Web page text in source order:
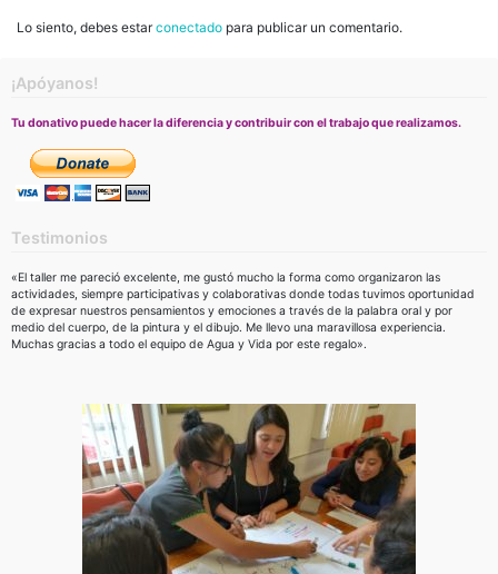
Lo siento, debes estarconectado para publicar un comentario.
¡Apóyanos!
Tu donativo puede hacer la diferencia y contribuir con el trabajo que realizamos.
Testimonios
«El taller me pareció excelente, me gustó mucho la forma como organizaron las
actividades, siempre participativas y colaborativas donde todas tuvimos oportunidad
de expresar nuestros pensamientos y emociones a través de la palabra oral y por
medio del cuerpo, de la pintura y el dibujo. Me llevo una maravillosa experiencia.
Muchas gracias a todo el equipo de Agua y Vida por este regalo».